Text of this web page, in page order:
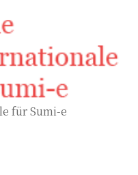
für Sumi-e